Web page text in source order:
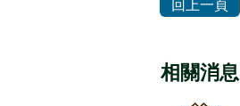
相關消息